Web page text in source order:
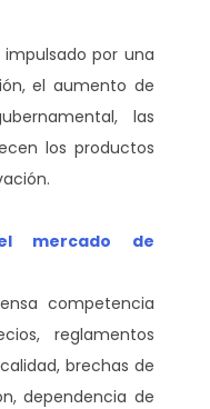
por una
el aumento de
las
los productos
mercado de
competencia
reglamentos
brechas de
dependencia de